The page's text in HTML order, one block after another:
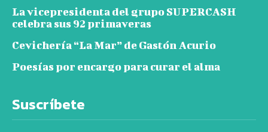
La vicepresidenta del grupo SUPERCASH
celebra sus 92 primaveras
Cevichería “La Mar” de Gastón Acurio
Poesías por encargo para curar el alma
Suscríbete